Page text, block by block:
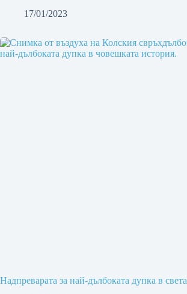
17/01/2023
Надпреварата за най-дълбоката дупка в света